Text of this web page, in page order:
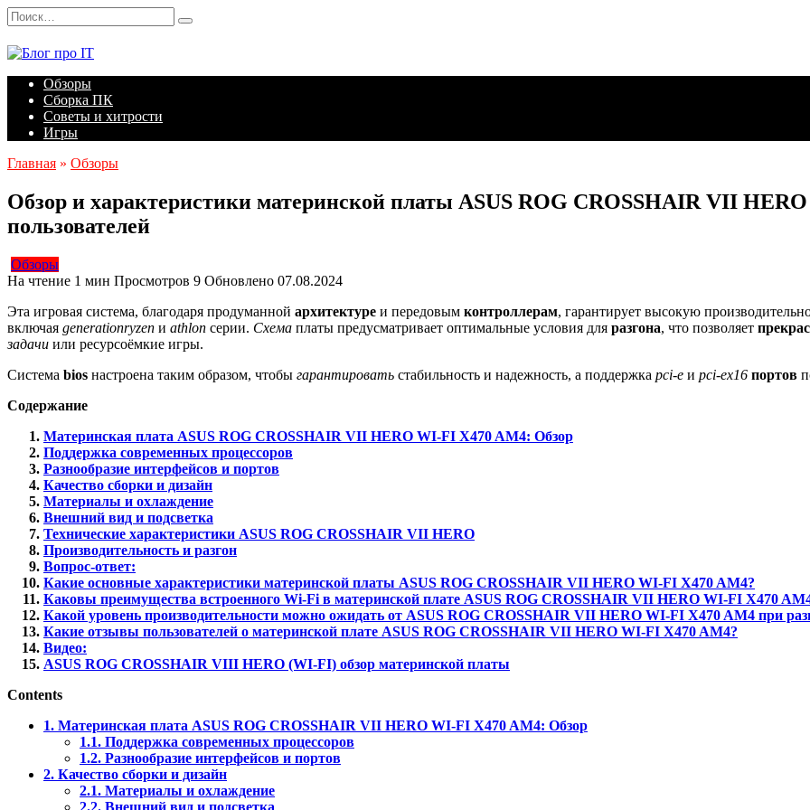
Перейти
к
содержанию
Search
for:
Обзоры
Сборка ПК
Советы и хитрости
Игры
Главная » Обзоры
Обзор и характеристики материнской платы ASUS ROG CROSSHAIR VII
пользователей
Обзоры
На чтение 1 мин Просмотров 9 Обновлено 07.08.2024
Эта игровая система, благодаря продуманной архитектуре и передовым контроллерам, гарантирует высокую
включая generationryzen и athlon серии. Схема платы предусматривает оптимальные условия для разгона, что позволяет
задачи или ресурсоёмкие игры.
Система bios настроена таким образом, чтобы гарантировать стабильность и надежность, а поддержка pci-e и pci-ex16 портов
Содержание
Материнская плата ASUS ROG CROSSHAIR VII HERO WI-FI X470 AM4: Обзор
Поддержка современных процессоров
Разнообразие интерфейсов и портов
Качество сборки и дизайн
Материалы и охлаждение
Внешний вид и подсветка
Технические характеристики ASUS ROG CROSSHAIR VII HERO
Производительность и разгон
Вопрос-ответ:
Какие основные характеристики материнской платы ASUS ROG CROSSHAIR VII HERO WI-FI X470 AM4?
Каковы преимущества встроенного Wi-Fi в материнской плате ASUS ROG CROSSHAIR VII HERO WI-FI X470
Какой уровень производительности можно ожидать от ASUS ROG CROSSHAIR VII HERO WI-FI X470 AM4 при
Какие отзывы пользователей о материнской плате ASUS ROG CROSSHAIR VII HERO WI-FI X470 AM4?
Видео:
ASUS ROG CROSSHAIR VIII HERO (WI-FI) обзор материнской платы
Contents
1. Материнская плата ASUS ROG CROSSHAIR VII HERO WI-FI X470 AM4: Обзор
1.1. Поддержка современных процессоров
1.2. Разнообразие интерфейсов и портов
2. Качество сборки и дизайн
2.1. Материалы и охлаждение
2.2. Внешний вид и подсветка